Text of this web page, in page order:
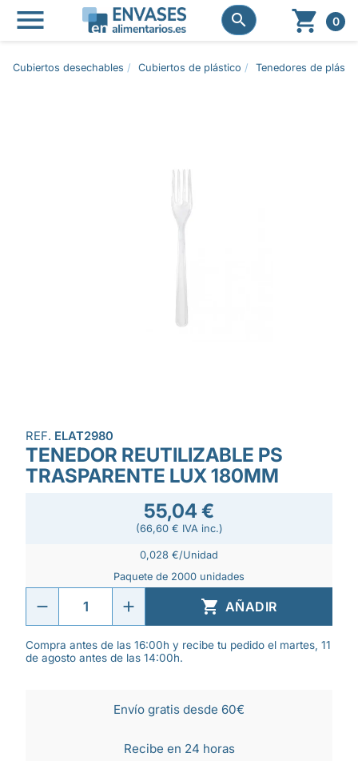
 
  0
Cubiertos desechables Cubiertos de plástico Tenedores de
REF. ELAT2980
TENEDOR REUTILIZABLE PS
TRASPARENTE LUX 180MM
55,04 €
(66,60 € IVA inc.)
0,028 €/Unidad
Paquete de 2000 unidades
 AÑADIR
Compra antes de las 16:00h y recibe tu pedido el martes, 11
de agosto antes de las 14:00h.
Envío gratis desde 60€
Recibe en 24 horas